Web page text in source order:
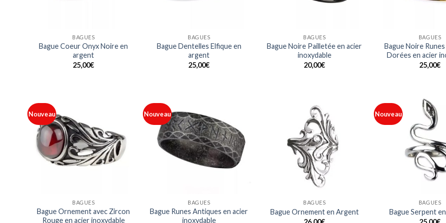
BAGUES
Bague Coeur Onyx Noire en
argent
25,00€
BAGUES
Bague Dentelles Elfique en
argent
25,00€
BAGUES
Bague Noire Pailletée en acier
inoxydable
20,00€
BAGUES
Bague Noire
Dorées en acier
25,00€
Nouveau
BAGUES
Bague Ornement avec Zircon
Rouge en acier inoxydable
Nouveau
à ma
liste
BAGUES
Bague Runes Antiques en acier
inoxydable
BAGUES
Bague Ornement en Argent
Nouveau
BAGUES
Bague Serpent